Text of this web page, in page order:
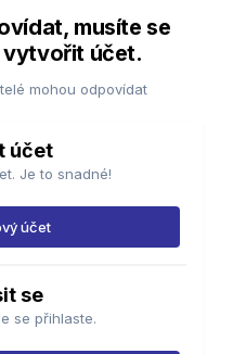
musíte se
vytvořit účet.
mohou odpovídat
účet
Je to snadné!
účet
se
se přihlaste.